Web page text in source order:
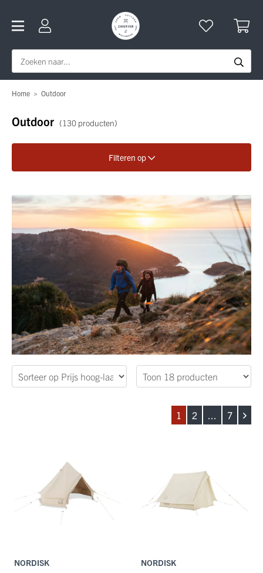
Home > Outdoor
Outdoor (130 producten)
Filteren op
Verfijn je zoekopdracht
Merk
Categorie
Maat
Kleuren
1 2 ... 7
NORDISK NORDISK